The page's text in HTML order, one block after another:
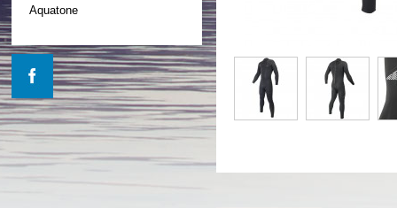
Aquatone